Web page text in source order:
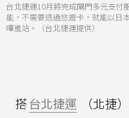
台北捷運10月將完成閘門多元支付
能，不需要透過悠遊卡，就能以日
嗶進站。（台北捷運提供）
搭台北捷運 （北捷